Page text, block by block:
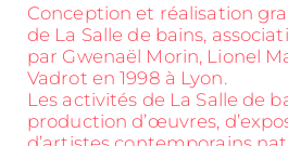
Conception et réalisation
de La Salle de bains,
par Gwenaël Morin, Lionel
Vadrot en 1998 à Lyon.
Les activités de La Salle de
production d’œuvres,